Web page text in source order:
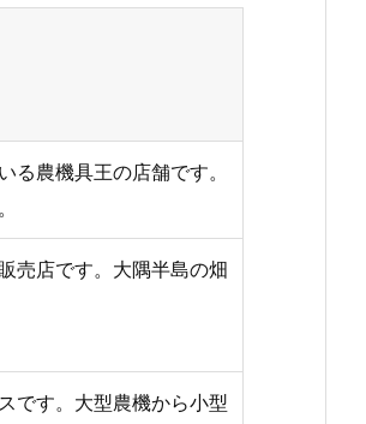
る農機具王の店舗です。
売店です。大隅半島の畑
です。大型農機から小型